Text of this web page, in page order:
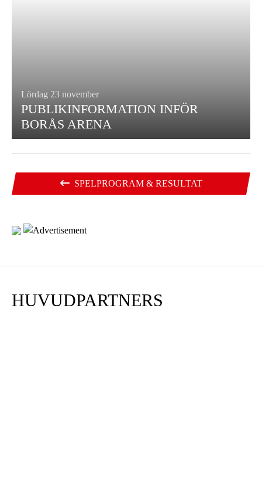
Lördag 23 november
PUBLIKINFORMATION INFÖR
BORÅS ARENA
SPELPROGRAM & RESULTAT
HUVUDPARTNERS